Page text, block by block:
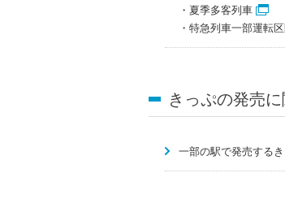
・夏季多客列車
・特急列車一部運転
きっぷの発売
一部の駅で発売する